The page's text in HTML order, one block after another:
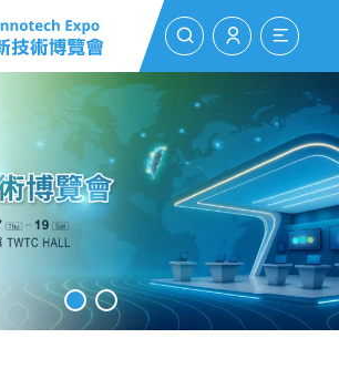
搜尋 登入/註冊
選單